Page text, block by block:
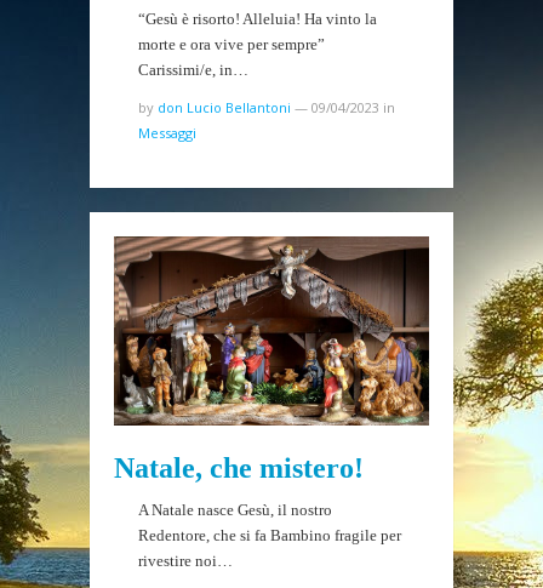
“Gesù è risorto! Alleluia! Ha vinto la
morte e ora vive per sempre”
Carissimi/e, in…
by don Lucio Bellantoni — 09/04/2023 in
Messaggi
Natale, che mistero!
A Natale nasce Gesù, il nostro
Redentore, che si fa Bambino fragile per
rivestire noi…